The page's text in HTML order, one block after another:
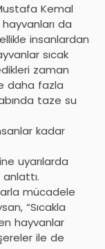
Kemal
da
insanlardan
sıcak
zaman
daha fazla
taze su
kadar
uyarılarda
mücadele
“Sıcakla
hayvanlar
ile de